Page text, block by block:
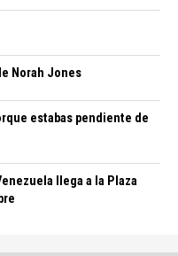
Norah Jones
estabas pendiente de
llega a la Plaza